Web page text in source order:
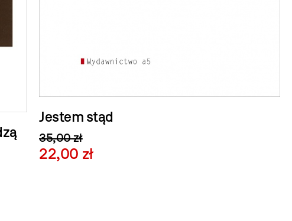
Jestem stąd
35,00 zł
22,00 zł